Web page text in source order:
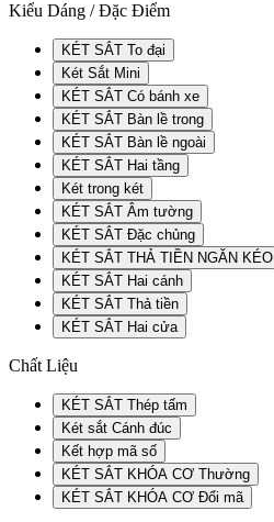
Kiểu Dáng / Đặc Điểm
KÉT SẮT To đại
Két Sắt Mini
KÉT SẮT Có bánh xe
KÉT SẮT Bàn lề trong
KÉT SẮT Bàn lề ngoài
KÉT SẮT Hai tầng
Két trong két
KÉT SẮT Âm tường
KÉT SẮT Đặc chủng
KÉT SẮT THẢ TIỀN NGĂN KÉO
KÉT SẮT Hai cánh
KÉT SẮT Thả tiền
KÉT SẮT Hai cửa
Chất Liệu
KÉT SẮT Thép tấm
Két sắt Cánh đúc
Kết hợp mã số
KÉT SẮT KHÓA CƠ Thường
KÉT SẮT KHÓA CƠ Đổi mã